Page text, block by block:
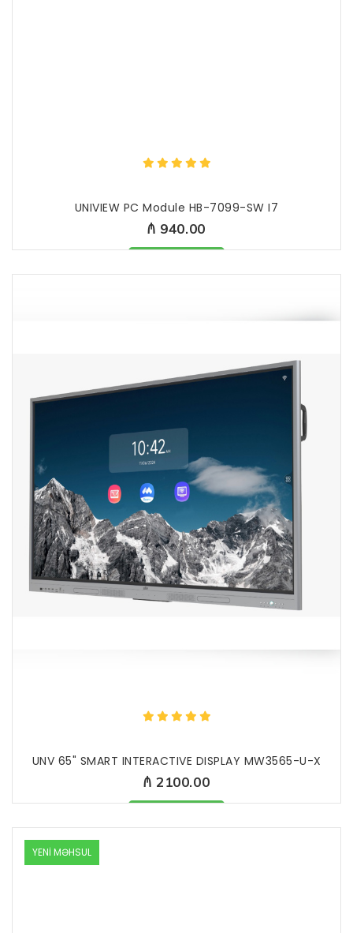
UNIVIEW PC Module HB-7099-SW I7
₼ 940.00
Məhsul mövcuddur
UNV 65" SMART INTERACTIVE DISPLAY MW3565-U-X
₼ 2100.00
Məhsul mövcuddur
YENİ MƏHSUL